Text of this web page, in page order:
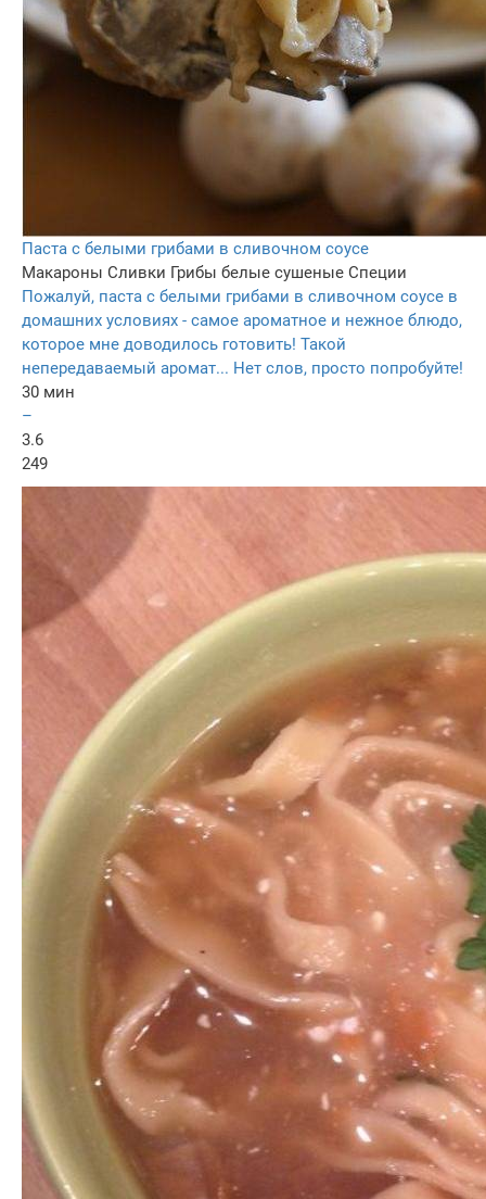
Паста с белыми грибами в сливочном соусе
Макароны Сливки Грибы белые сушеные Специи
Пожалуй, паста с белыми грибами в сливочном соусе в
домашних условиях - самое ароматное и нежное блюдо,
которое мне доводилось готовить! Такой
непередаваемый аромат... Нет слов, просто попробуйте!
30 мин
–
3.6
249